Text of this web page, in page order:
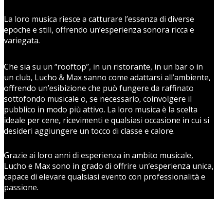
La loro musica riesce a catturare l’essenza di diverse
epoche e stili, offrendo un’esperienza sonora ricca e
variegata.
Che sia su un “rooftop”, in un ristorante, in un bar o in
un club, Lucho & Max sanno come adattarsi all’ambiente,
offrendo un’esibizione che può fungere da raffinato
sottofondo musicale o, se necessario, coinvolgere il
pubblico in modo più attivo. La loro musica è la scelta
ideale per cene, ricevimenti e qualsiasi occasione in cui si
desideri aggiungere un tocco di classe e calore.
Grazie ai loro anni di esperienza in ambito musicale,
Lucho e Max sono in grado di offrire un’esperienza unica,
capace di elevare qualsiasi evento con professionalità e
passione.